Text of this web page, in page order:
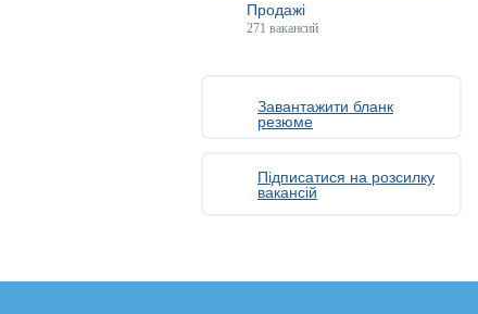
Продажі
271 вакансий
Завантажити бланк
резюме
Підписатися на розсилку
вакансій